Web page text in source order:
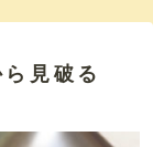
見破る